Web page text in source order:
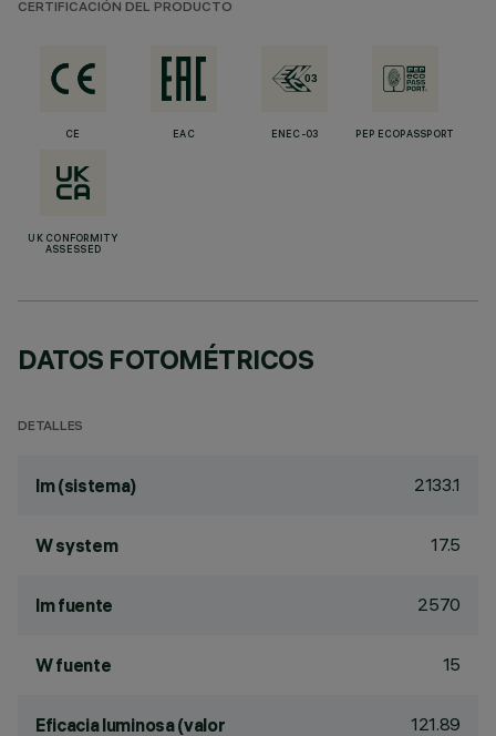
CERTIFICACIÓN DEL PRODUCTO
CE EAC ENEC-03 PEP ECOPASSPORT
UK CONFORMITY
ASSESSED
DATOS FOTOMÉTRICOS
DETALLES
lm (sistema) 2133.1
W system 17.5
lm fuente 2570
W fuente 15
Eficacia luminosa (valor 121.89